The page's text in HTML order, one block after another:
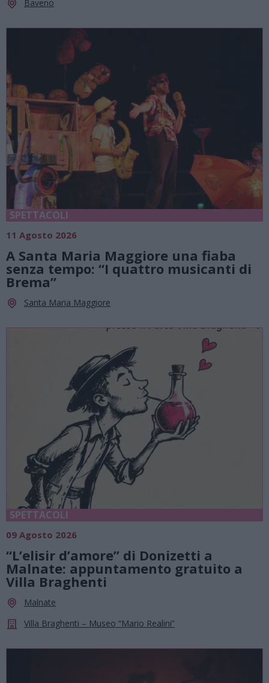
Baveno
SPETTACOLI
11 Agosto 2026
A Santa Maria Maggiore una fiaba
senza tempo: “I quattro musicanti di
Brema”
Santa Maria Maggiore
SPETTACOLI
09 Agosto 2026
“L’elisir d’amore” di Donizetti a
Malnate: appuntamento gratuito a
Villa Braghenti
Malnate
Villa Braghenti – Museo “Mario Realini”